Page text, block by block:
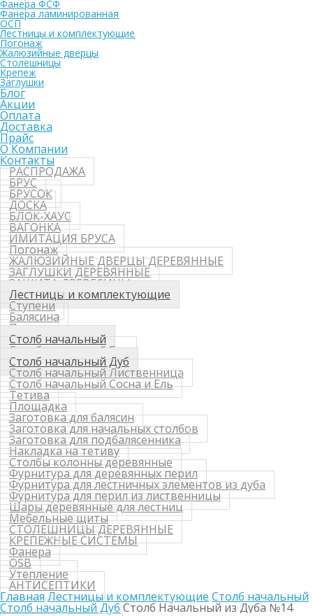
Фанера ФСФ
Фанера ламинированная
ОСП
Лестницы и комплектующие
Погонаж
Жалюзийные дверцы
Столешницы
Крепеж
Заглушки
Блог
Акции
Оплата
Доставка
Прайс
О Компании
Контакты
РАСПРОДАЖА
БРУС
БРУСОК
ДОСКА
БЛОК-ХАУС
ВАГОНКА
ИМИТАЦИЯ БРУСА
Погонаж
ЖАЛЮЗИЙНЫЕ ДВЕРЦЫ ДЕРЕВЯННЫЕ
ЗАГЛУШКИ ДЕРЕВЯННЫЕ
ЗАЩИТА ДРЕВЕСИНЫ
Лестницы и комплектующие
Ступени
Балясина
Перила
Столб начальный
Столб начальный Бук
Столб начальный Дуб
Столб начальный Лиственница
Столб начальный Сосна и Ель
Тетива
Площадка
Заготовка для балясин
Заготовка для начальных столбов
Заготовка для подбалясенника
Накладка на тетиву
Столбы колонны деревянные
Фурнитура для деревянных перил
Фурнитура для лестничных элементов из дуба
Фурнитура для перил из лиственницы
Шары деревянные для лестниц
Мебельные щиты
СТОЛЕШНИЦЫ ДЕРЕВЯННЫЕ
КРЕПЕЖНЫЕ СИСТЕМЫ
Фанера
OSB
Утепление
АНТИСЕПТИКИ
ГлавнаяЛестницы и комплектующие Столб начальный
Столб начальный Дуб Столб Начальный из Дуба №14